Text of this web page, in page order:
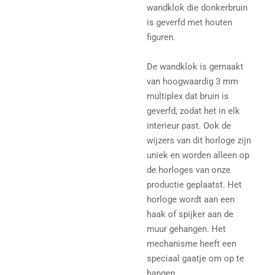
wandklok die donkerbruin
is geverfd met houten
figuren.
De wandklok is gemaakt
van hoogwaardig 3 mm
multiplex dat bruin is
geverfd, zodat het in elk
interieur past. Ook de
wijzers van dit horloge zijn
uniek en worden alleen op
de horloges van onze
productie geplaatst. Het
horloge wordt aan een
haak of spijker aan de
muur gehangen. Het
mechanisme heeft een
speciaal gaatje om op te